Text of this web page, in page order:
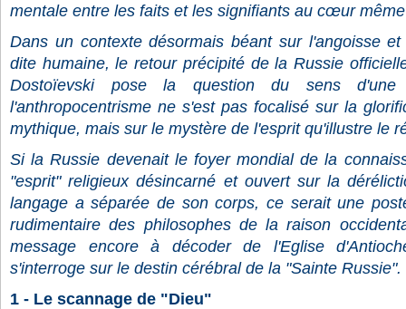
mentale entre les faits et les signifiants au cœur
Dans un contexte désormais béant sur l'angoisse
dite humaine, le retour précipité de la Russie
Dostoïevski pose la question du sens d'une
l'anthropocentrisme ne s'est pas focalisé sur la
mythique, mais sur le mystère de l'esprit qu'illustre le
Si la Russie devenait le foyer mondial de la
"esprit" religieux désincarné et ouvert sur la
langage a séparée de son corps, ce serait une
rudimentaire des philosophes de la raison
message encore à décoder de l'Eglise
s'interroge sur le destin cérébral de la "Sainte Russie".
1 - Le scannage de "Dieu"